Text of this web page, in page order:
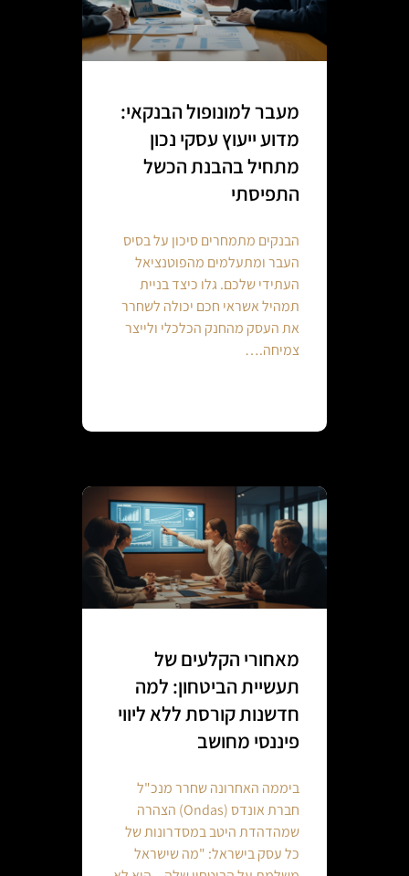
מעבר למונופול הבנקאי:
מדוע ייעוץ עסקי נכון
מתחיל בהבנת הכשל
התפיסתי
הבנקים מתמחרים סיכון על בסיס
העבר ומתעלמים מהפוטנציאל
העתידי שלכם. גלו כיצד בניית
תמהיל אשראי חכם יכולה לשחרר
את העסק מהחנק הכלכלי ולייצר
צמיחה.…
מאחורי הקלעים של
תעשיית הביטחון: למה
חדשנות קורסת ללא ליווי
פיננסי מחושב
ביממה האחרונה שחרר מנכ"ל
חברת אונדס (Ondas) הצהרה
שמהדהדת היטב במסדרונות של
כל עסק בישראל: "מה שישראל